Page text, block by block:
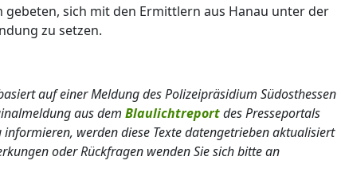
gebeten, sich mit den Ermittlern aus Hanau unter der
zu setzen.
auf einer Meldung des Polizeipräsidium Südosthessen
aus dem Blaulichtreportdes Presseportals
informieren, werden diese Texte datengetrieben aktualisiert
oder Rückfragen wenden Sie sich bitte an